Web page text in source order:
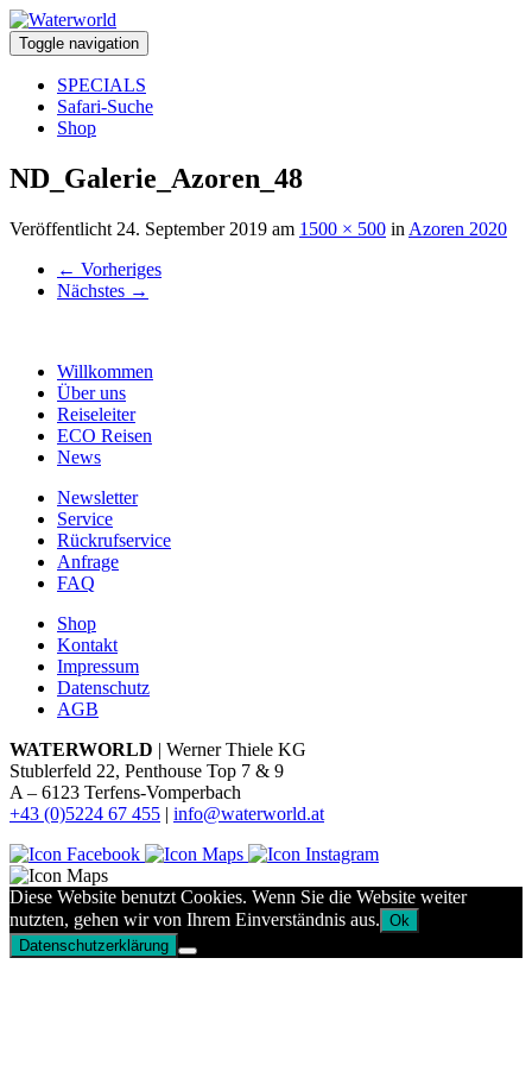
Toggle navigation
SPECIALS
Safari-Suche
Shop
ND_Galerie_Azoren_48
Veröffentlicht 24. September 2019 am 1500 × 500 in Azoren 2020
← Vorheriges
Nächstes →
Willkommen
Über uns
Reiseleiter
ECO Reisen
News
Newsletter
Service
Rückrufservice
Anfrage
FAQ
Shop
Kontakt
Impressum
Datenschutz
AGB
WATERWORLD | Werner Thiele KG
Stublerfeld 22, Penthouse Top 7 & 9
A – 6123 Terfens-Vomperbach
+43 (0)5224 67 455 | info@waterworld.at
Diese Website benutzt Cookies. Wenn Sie die Website weiter
nutzten, gehen wir von Ihrem Einverständnis aus. Ok
Datenschutzerklärung